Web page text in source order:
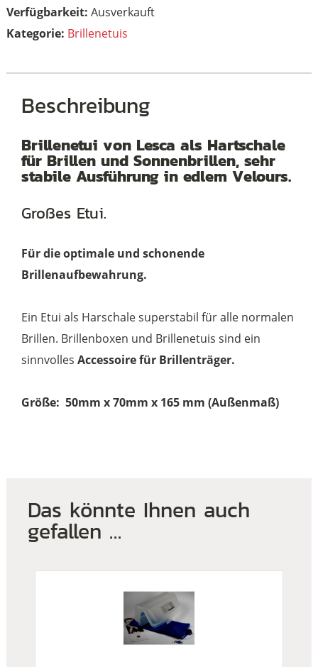
Ausverkauft
Kategorie: Brillenetuis
Beschreibung
Brillenetui von Lesca als Hartschale
für Brillen und Sonnenbrillen, sehr
stabile Ausführung in edlem Velours.
Großes Etui.
Für die optimale und schonende
Brillenaufbewahrung.
Ein Etui als Harschale superstabil für alle normalen
Brillen. Brillenboxen und Brillenetuis sind ein
sinnvollesAccessoire für Brillenträger.
Größe: 50mm x 70mm x 165 mm (Außenmaß)
Das könnte Ihnen auch
gefallen …